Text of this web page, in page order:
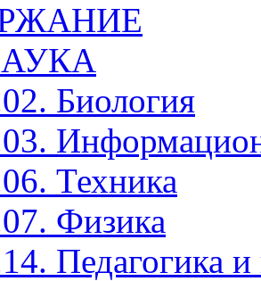
Биология
Техника
Физика
Педагогика